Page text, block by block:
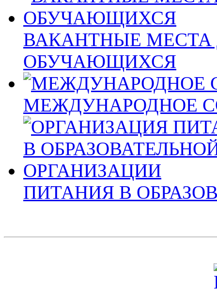
ВАКАНТНЫЕ МЕСТА
ОБУЧАЮЩИХСЯ
МЕЖДУНАРОДНОЕ
ПИТАНИЯ В